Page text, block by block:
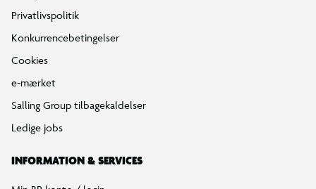
Privatlivspolitik
Konkurrencebetingelser
Cookies
e-mærket
Salling Group tilbagekaldelser
Ledige jobs
INFORMATION & SERVICES